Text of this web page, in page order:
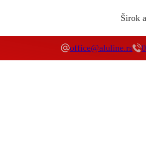
Širok
office@aluline.rs